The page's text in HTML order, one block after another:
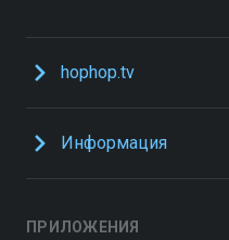
hophop.tv
Информация
ПРИЛОЖЕНИЯ